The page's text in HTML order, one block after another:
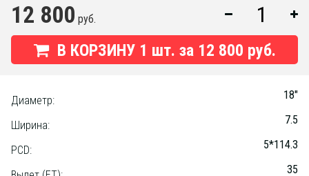
12 800 руб.
В КОРЗИНУ 1 шт. за 12 800 руб.
Диаметр: 18"
Ширина: 7.5
PCD: 5*114.3
35